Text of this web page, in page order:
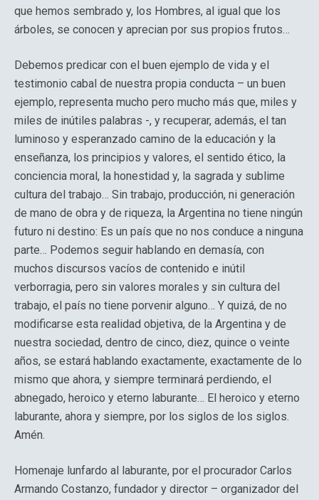
que hemos sembrado y, los Hombres, al igual que los
árboles, se conocen y aprecian por sus propios frutos…
Debemos predicar con el buen ejemplo de vida y el
testimonio cabal de nuestra propia conducta – un buen
ejemplo, representa mucho pero mucho más que, miles y
miles de inútiles palabras -, y recuperar, además, el tan
luminoso y esperanzado camino de la educación y la
enseñanza, los principios y valores, el sentido ético, la
conciencia moral, la honestidad y, la sagrada y sublime
cultura del trabajo… Sin trabajo, producción, ni generación
de mano de obra y de riqueza, la Argentina no tiene ningún
futuro ni destino: Es un país que no nos conduce a ninguna
parte… Podemos seguir hablando en demasía, con
muchos discursos vacíos de contenido e inútil
verborragia, pero sin valores morales y sin cultura del
trabajo, el país no tiene porvenir alguno… Y quizá, de no
modificarse esta realidad objetiva, de la Argentina y de
nuestra sociedad, dentro de cinco, diez, quince o veinte
años, se estará hablando exactamente, exactamente de lo
mismo que ahora, y siempre terminará perdiendo, el
abnegado, heroico y eterno laburante… El heroico y eterno
laburante, ahora y siempre, por los siglos de los siglos.
Amén.
Homenaje lunfardo al laburante, por el procurador Carlos
Armando Costanzo, fundador y director – organizador del